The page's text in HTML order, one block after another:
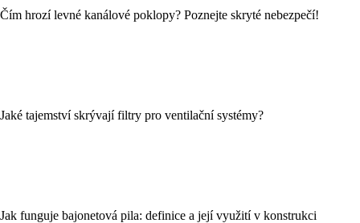
Čím hrozí levné kanálové poklopy? Poznejte skryté nebezpečí!
Jaké tajemství skrývají filtry pro ventilační systémy?
Jak funguje bajonetová pila: definice a její využití v konstrukci